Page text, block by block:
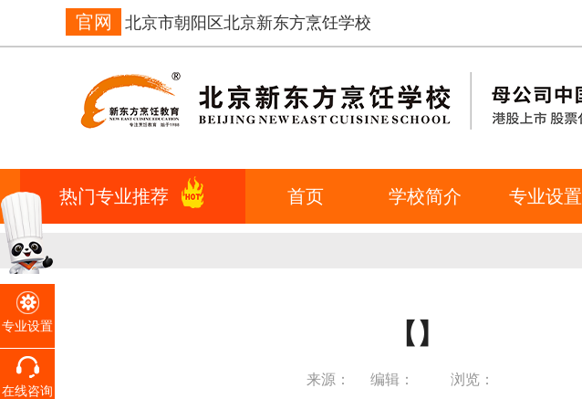
官网 北京市朝阳区北京新东方烹饪学校
热门专业推荐 首页 学校简介 专业设置
【】
来源： 编辑： 浏览：
专业设置
在线咨询